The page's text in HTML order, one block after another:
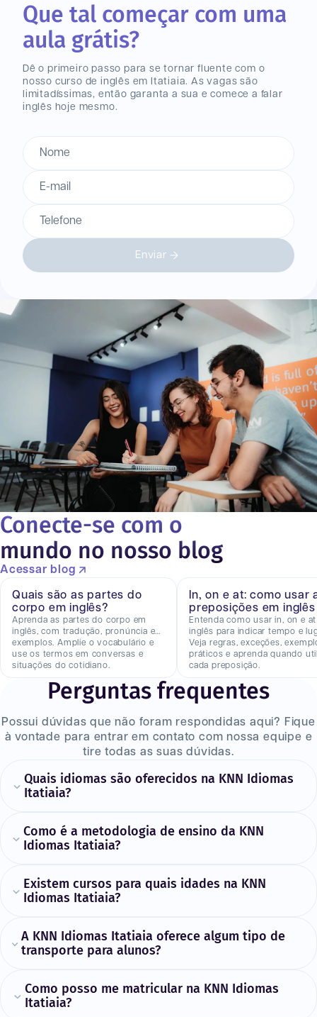
Que tal começar com uma
aula grátis?
Dê o primeiro passo para se tornar fluente com o
nosso curso de inglês em Itatiaia. As vagas são
limitadíssimas, então garanta a sua e comece a falar
inglês hoje mesmo.
Nome
E-mail
Telefone
Enviar
Conecte-se com o
mundo no nosso blog
Acessar blog
Quais são as partes do
corpo em inglês?
Aprenda as partes do corpo em
inglês, com tradução, pronúncia e
exemplos. Amplie o vocabulário e
use os termos em conversas e
situações do cotidiano.
In, on e at: como usar
preposições em inglês
Entenda como usar in, on e
inglês para indicar tempo e
Veja regras, exceções,
práticos e aprenda quando
cada preposição.
Perguntas frequentes
Possui dúvidas que não foram respondidas aqui? Fique
à vontade para entrar em contato com nossa equipe e
tire todas as suas dúvidas.
Quais idiomas são oferecidos na KNN Idiomas
Itatiaia?
Como é a metodologia de ensino da KNN
Idiomas Itatiaia?
Existem cursos para quais idades na KNN
Idiomas Itatiaia?
A KNN Idiomas Itatiaia oferece algum tipo de
transporte para alunos?
Como posso me matricular na KNN Idiomas
Itatiaia?